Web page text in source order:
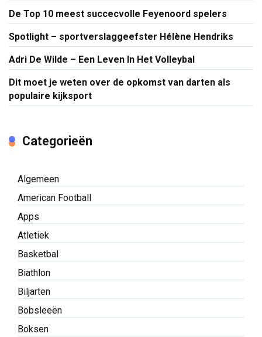
De Top 10 meest succecvolle Feyenoord spelers
Spotlight – sportverslaggeefster Hélène Hendriks
Adri De Wilde – Een Leven In Het Volleybal
Dit moet je weten over de opkomst van darten als
populaire kijksport
Categorieën
Algemeen
American Football
Apps
Atletiek
Basketbal
Biathlon
Biljarten
Bobsleeën
Boksen